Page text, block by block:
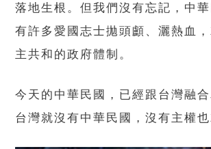
落地生根。但我們沒有忘記，中華
有許多愛國志士拋頭顱、灑熱血
主共和的政府體制。
今天的中華民國，已經跟台灣融
台灣就沒有中華民國，沒有主權也